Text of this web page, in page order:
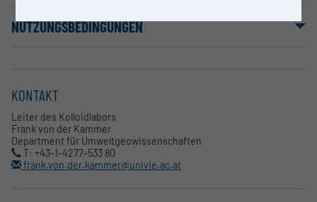
NUTZUNGSBEDINGUNGEN
KONTAKT
Leiter des Kolloidlabors
Frank von der Kammer
Department für Umweltgeowissenschaften
T: +43-1-4277-533 80
frank.von.der.kammer@univie.ac.at